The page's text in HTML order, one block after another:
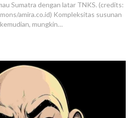
Sumatra dengan latar TNKS. (credits:
amira.co.id) Kompleksitas susunan
mungkin…